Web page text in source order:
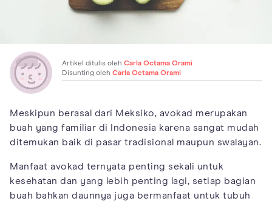
Artikel ditulis oleh Carla Octama Orami
Disunting oleh Carla Octama Orami
Meskipun berasal dari Meksiko, avokad merupakan
buah yang familiar di Indonesia karena sangat mudah
ditemukan baik di pasar tradisional maupun swalayan.
Manfaat avokad ternyata penting sekali untuk
kesehatan dan yang lebih penting lagi, setiap bagian
buah bahkan daunnya juga bermanfaat untuk tubuh